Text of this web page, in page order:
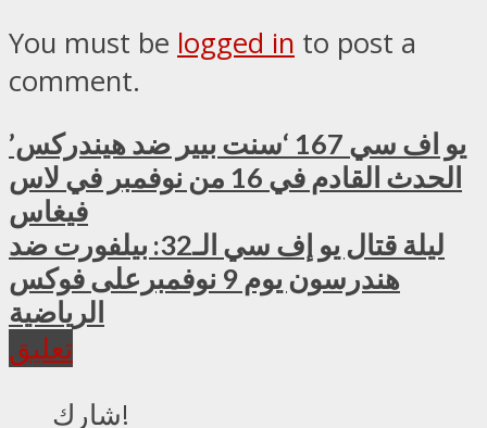
You must be logged in to post a
comment.
يو اف سي 167 ‘سنت بيير ضد هيندركس’
الحدث القادم في 16 من نوفمبر في لاس
فيغاس
ليلة قتال يو إف سي الـ32: بيلفورت ضد
هندرسون يوم 9 نوفمبرعلى فوكس
الرياضية
تعليق
شارك!